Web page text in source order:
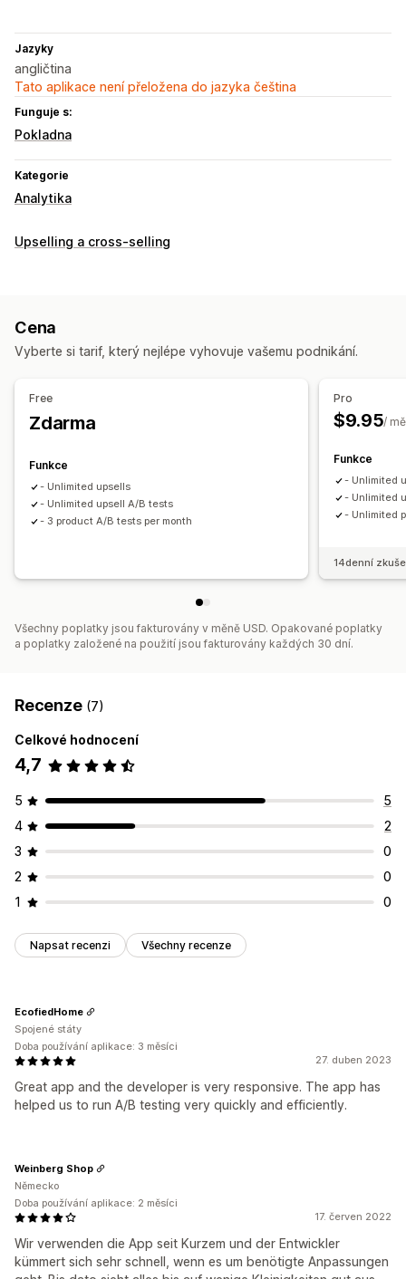
Jazyky
angličtina
Tato aplikace není přeložena do jazyka čeština
Funguje s:
Pokladna
Kategorie
Analytika
Upselling a cross-selling
Cena
Vyberte si tarif, který nejlépe vyhovuje vašemu podnikání.
Free
Zdarma
Funkce
- Unlimited upsells
- Unlimited upsell A/B tests
- 3 product A/B tests per month
Pro
$9.95/
Funkce
- Unlimited
- Unlimited
- Unlimited
14denní
Všechny poplatky jsou fakturovány v měně USD. Opakované poplatky
a poplatky založené na použití jsou fakturovány každých 30 dní.
Recenze (7)
Celkové hodnocení
4,7
5
5
4
2
3
0
2
0
1
0
Napsat recenzi Všechny recenze
27. duben 2023
Great app and the developer is very responsive. The app has
helped us to run A/B testing very quickly and efficiently.
EcofiedHome
Spojené státy
Doba používání aplikace: 3 měsíci
17. červen 2022
Wir verwenden die App seit Kurzem und der Entwickler
kümmert sich sehr schnell, wenn es um benötigte Anpassungen
Weinberg Shop
Německo
Doba používání aplikace: 2 měsíci